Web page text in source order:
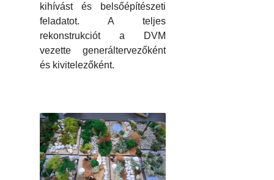
kihívást és belsőépítészeti
feladatot. A teljes
rekonstrukciót a DVM
vezette generáltervezőként
és kivitelezőként.